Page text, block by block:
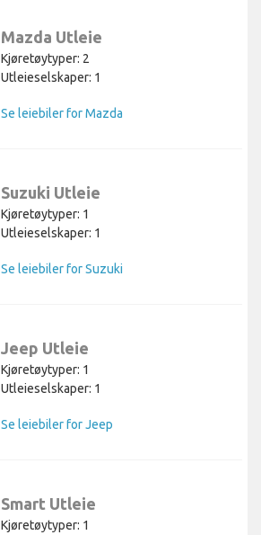
Mazda Utleie
Kjøretøytyper: 2
Utleieselskaper: 1
Se leiebiler for Mazda
Suzuki Utleie
Kjøretøytyper: 1
Utleieselskaper: 1
Se leiebiler for Suzuki
Jeep Utleie
Kjøretøytyper: 1
Utleieselskaper: 1
Se leiebiler for Jeep
Smart Utleie
Kjøretøytyper: 1